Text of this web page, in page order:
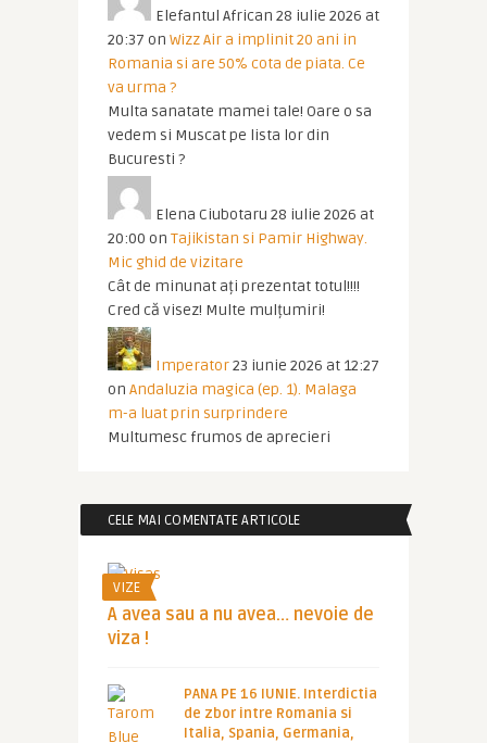
Elefantul African 28 iulie 2026 at
20:37 on Wizz Air a implinit 20 ani in
Romania si are 50% cota de piata. Ce
va urma ?
Multa sanatate mamei tale! Oare o sa
vedem si Muscat pe lista lor din
Bucuresti ?
Elena Ciubotaru 28 iulie 2026 at
20:00 on Tajikistan si Pamir Highway.
Mic ghid de vizitare
Cât de minunat ați prezentat totul!!!!
Cred că visez! Multe mulțumiri!
Imperator23 iunie 2026 at 12:27
on Andaluzia magica (ep. 1). Malaga
m-a luat prin surprindere
Multumesc frumos de aprecieri
CELE MAI COMENTATE ARTICOLE
VIZE
A avea sau a nu avea… nevoie de
viza !
PANA PE 16 IUNIE. Interdictia
de zbor intre Romania si
Italia, Spania, Germania,